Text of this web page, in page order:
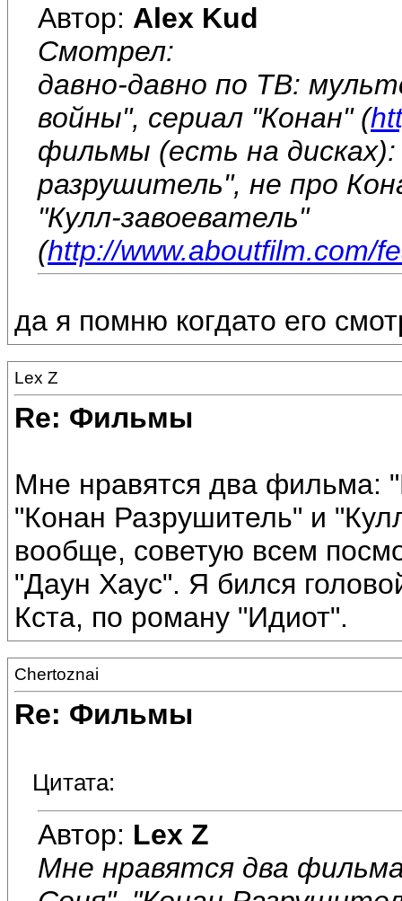
Автор: Alex Kud
Смотрел:
давно-давно по ТВ:
войны", сериал "Конан" (
фильмы (есть на дисках):
разрушитель", не про
"Кулл-завоеватель"
(http://www.aboutfilm.com/
да я помню когдато его
Lex Z
Re: Фильмы
Мне нравятся два фильма:
"Конан Разрушитель" и
вообще, советую всем
"Даун Хаус". Я бился
Кста, по роману "Идиот".
Chertoznai
Re: Фильмы
Цитата:
Автор: Lex Z
Мне нравятся два